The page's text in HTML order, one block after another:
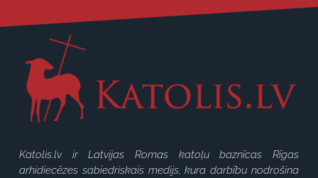
Katolis.lv ir Latvijas Romas katoļu baznīcas Rīgas
arhidiecēzes sabiedriskais medijs, kura darbību nodrošina